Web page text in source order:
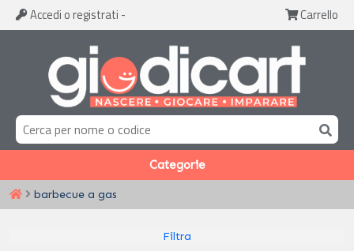
Accedi o registrati - Carrello
Categorie
barbecue a gas
Filtra